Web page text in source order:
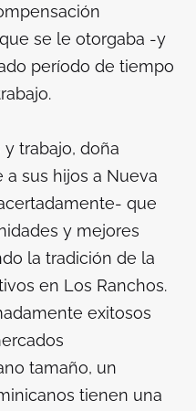
se le otorgaba -y
período de tiempo
trabajo, doña
sus hijos a Nueva
que
y mejores
la tradición de la
en Los Ranchos.
exitosos
tamaño, un
tienen una